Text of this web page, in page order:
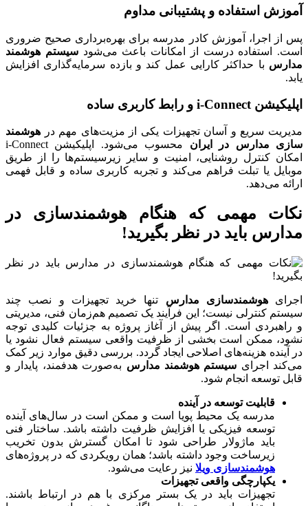
آموزش استفاده و پشتیبانی مداوم
پس از اجرا، آموزش کادر مدرسه برای بهره‌برداری صحیح ضروری
است. استفاده درست از امکانات باعث می‌شودسیستم هوشمند
مدارس با حداکثر کارایی عمل کند و بازده سرمایه‌گذاری افزایش
یابد.
اپلیکیشن i-Connect و رابط کاربری ساده
مدیریت سریع و آسان تجهیزات یکی از مزیت‌های مهم در هوشمند
سازی مدارس در ایران
محسوب می‌شود. اپلیکیشن i-Connect
امکان کنترل روشنایی، امنیت و سایر زیرسیستم‌ها را از طریق
موبایل یا تبلت فراهم می‌کند و تجربه کاربری ساده و قابل فهمی
ارائه می‌دهد.
نکات مهمی که هنگام هوشمندسازی در
مدارس باید در نظر بگیرید!
اجرایهوشمندسازی مدارس تنها خرید تجهیزات و نصب چند
سیستم کنترلی نیست؛ این فرآیند یک تصمیم هم‌زمان فنی، مدیریتی
و راهبردی است. اگر پیش از آغاز پروژه به جزئیات کلیدی توجه
نشود، ممکن است بخشی از ظرفیت واقعی سیستم فعال نشود یا
در آینده هزینه‌های اصلاحی ایجاد گردد. بررسی دقیق موارد زیر کمک
می‌کند اجرای سیستم هوشمند مدارس به‌صورت هدفمند، پایدار و
قابل توسعه انجام شود.
قابلیت توسعه در آینده
مدرسه یک محیط پویا است و ممکن است در سال‌های آینده
توسعه فیزیکی یا افزایش ظرفیت داشته باشد. ساختار فنی
باید ماژولار طراحی شود تا امکان گسترش بدون تخریب
زیرساخت وجود داشته باشد؛ همان رویکردی که در پروژه‌های
هوشمندسازی ویلا نیز رعایت می‌شود.
یکپارچگی واقعی تجهیزات
تجهیزات باید در یک بستر مرکزی با هم در ارتباط باشند.